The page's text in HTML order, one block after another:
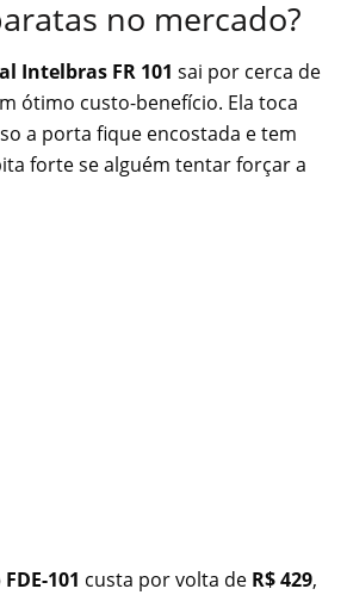
no mercado?
Intelbras FR 101 sai por cerca de
ótimo custo-benefício. Ela toca
a porta fique encostada e tem
forte se alguém tentar forçar a
101 custa por volta de R$ 429,